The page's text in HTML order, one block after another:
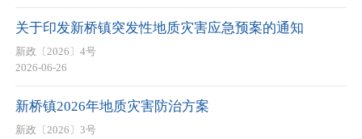
关于印发新桥镇突发性地质灾害应急预案的通知
新政〔2026〕4号
2026-06-26
新桥镇2026年地质灾害防治方案
新政〔2026〕3号